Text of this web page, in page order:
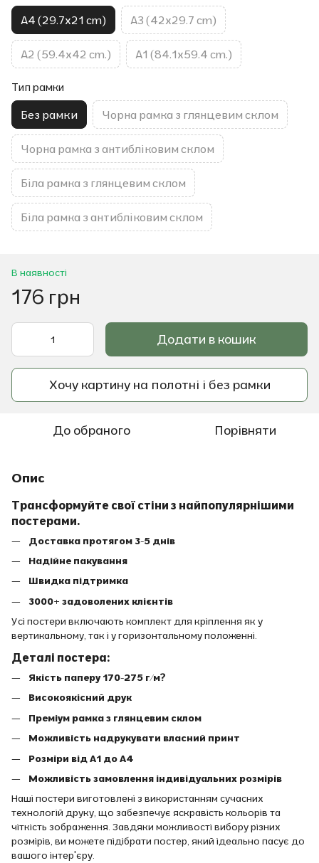
A4 (29.7x21 cm) A3 (42x29.7 cm)
A2 (59.4x42 cm.) A1 (84.1x59.4 cm.)
Тип рамки
Без рамки Чорна рамка з глянцевим склом
Чорна рамка з антибліковим склом
Біла рамка з глянцевим склом
Біла рамка з антибліковим склом
В наявності
176 грн
Додати в кошик
Хочу картину на полотні і без рамки
До обраного Порівняти
Опис
Трансформуйте свої стіни з найпопулярнішими
постерами.
Доставка протягом 3-5 днів
Надійне пакування
Швидка підтримка
3000+ задоволених клієнтів
Усі постери включають комплект для кріплення як у
вертикальному, так і у горизонтальному положенні.
Деталі постера:
Якість паперу 170-275 г/м?
Високоякісний друк
Преміум рамка з глянцевим склом
Можливість надрукувати власний принт
Розміри від A1 до A4
Можливість замовлення індивідуальних розмірів
Наші постери виготовлені з використанням сучасних
технологій друку, що забезпечує яскравість кольорів та
чіткість зображення. Завдяки можливості вибору різних
розмірів, ви можете підібрати постер, який ідеально пасує до
вашого інтер'єру.